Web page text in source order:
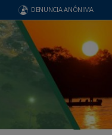
DENUNCIA ANÔNIMA